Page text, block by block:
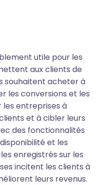
utile pour les
aux clients de
souhaitent acheter à
les conversions et les
les entreprises à
et à cibler leurs
des fonctionnalités
et les
enregistrés sur les
incitent les clients à
leurs revenus.